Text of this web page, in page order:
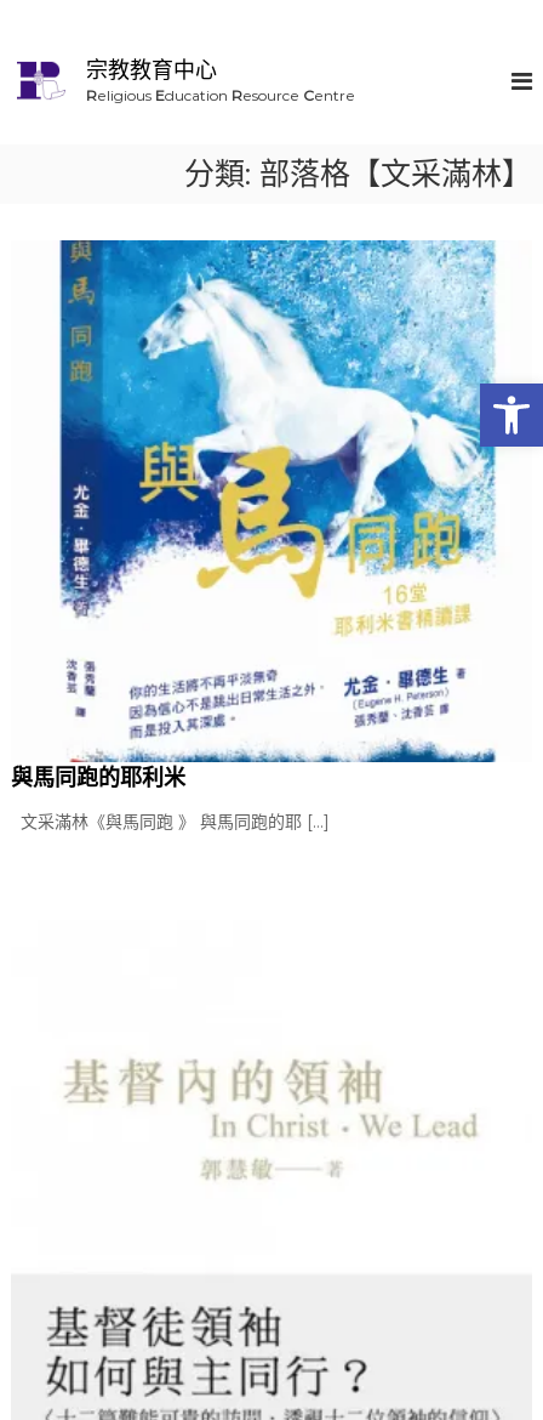
宗教教育中心
Religious Education Resource Centre
分類: 部落格【文采滿林】
與馬同跑的耶利米
文采滿林《與馬同跑 》 與馬同跑的耶 […]